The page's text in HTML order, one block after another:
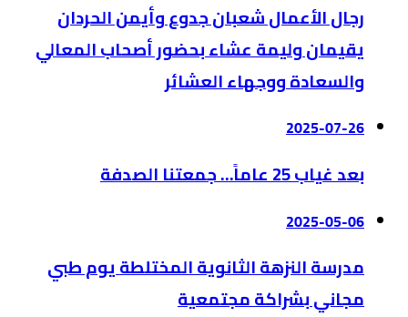
رجال الأعمال شعبان جدوع وأيمن الحردان
يقيمان وليمة عشاء بحضور أصحاب المعالي
والسعادة ووجهاء العشائر
2025-07-26
بعد غياب 25 عاماً… جمعتنا الصدفة
2025-05-06
مدرسة النزهة الثانوية المختلطة يوم طبي
مجاني بشراكة مجتمعية